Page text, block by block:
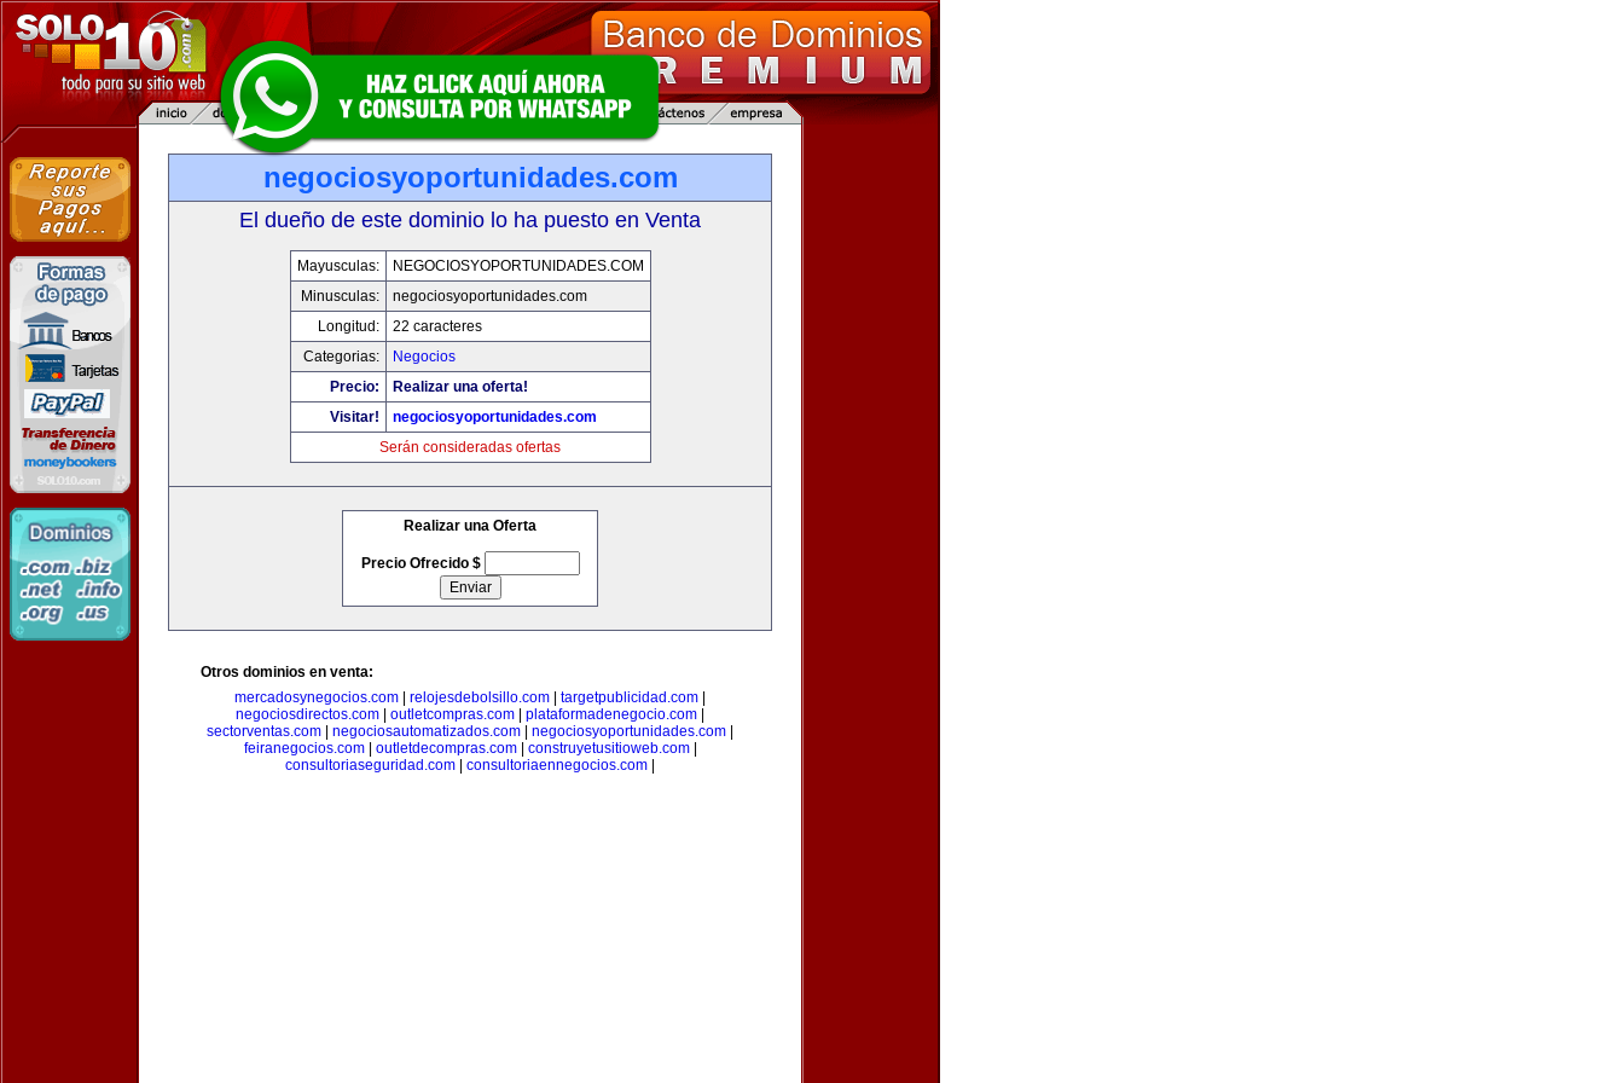
negociosyoportunidades.com
El dueño de este dominio lo ha puesto en Venta
Mayusculas:
NEGOCIOSYOPORTUNIDADES.COM
Minusculas:
negociosyoportunidades.com
Longitud:
22 caracteres
Categorias:
Negocios
Precio:
Realizar una oferta!
Visitar!
negociosyoportunidades.com
Serán consideradas ofertas
Realizar una Oferta
Precio Ofrecido $
Otros dominios en venta:
mercadosynegocios.com
relojesdebolsillo.com targetpublicidad.com
negociosdirectos.com
outletcompras.com plataformadenegocio.com
sectorventas.com
negociosautomatizados.com negociosyoportunidades.com
feiranegocios.com| outletdecompras.com| construyetusitioweb.com|
consultoriaseguridad.com
consultoriaennegocios.com